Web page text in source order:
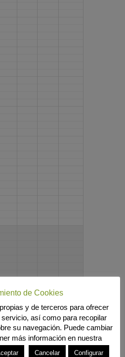
de Cookies
y de terceros para ofrecer
así como para recopilar
su navegación. Puede cambiar
más información en nuestra
Cancelar Configurar